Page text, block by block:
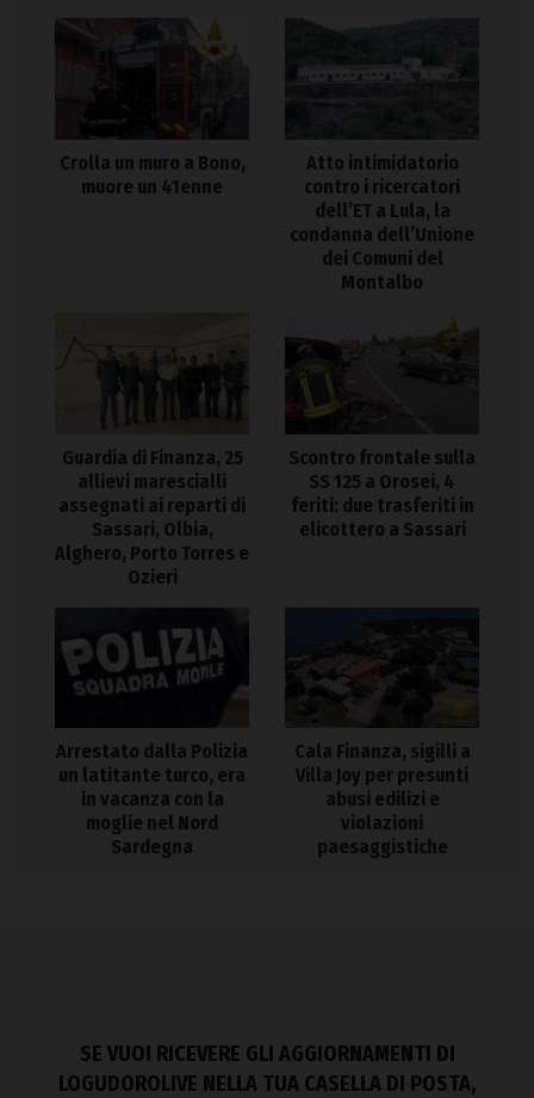
Crolla un muro a Bono,
muore un 41enne
Atto intimidatorio
contro i ricercatori
dell’ET a Lula, la
condanna dell’Unione
dei Comuni del
Montalbo
Guardia di Finanza, 25
allievi marescialli
assegnati ai reparti di
Sassari, Olbia,
Alghero, Porto Torres e
Ozieri
Scontro frontale sulla
SS 125 a Orosei, 4
feriti: due trasferiti in
elicottero a Sassari
Arrestato dalla Polizia
un latitante turco, era
in vacanza con la
moglie nel Nord
Sardegna
Cala Finanza, sigilli a
Villa Joy per presunti
abusi edilizi e
violazioni
paesaggistiche
SE VUOI RICEVERE GLI AGGIORNAMENTI DI
LOGUDOROLIVE NELLA TUA CASELLA DI POSTA,